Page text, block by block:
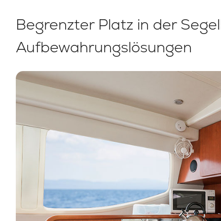
Begrenzter Platz in der
Aufbewahrungslösungen